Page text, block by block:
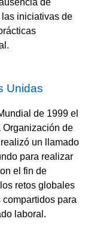
de
iniciativas de
Unidas
de 1999 el
Organización de
un llamado
para realizar
el fin de
retos globales
para
laboral.